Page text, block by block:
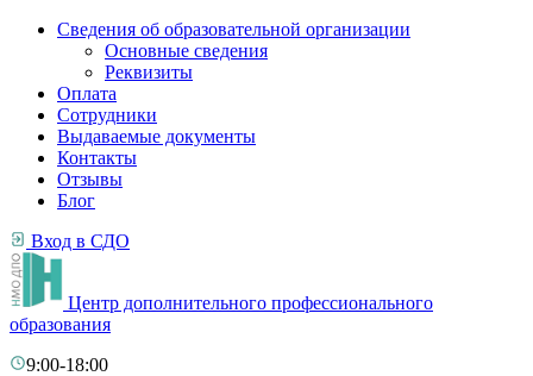
Сведения об образовательной организации
Основные сведения
Реквизиты
Оплата
Сотрудники
Выдаваемые документы
Контакты
Отзывы
Блог
Вход в СДО
Центр дополнительного профессионального
образования
9:00-18:00